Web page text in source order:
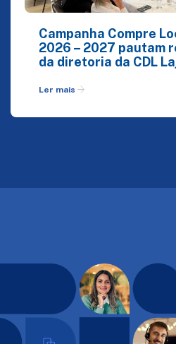
Campanha Compre
2026 – 2027 pautam
da diretoria da CDL
Ler mais arrow_forward